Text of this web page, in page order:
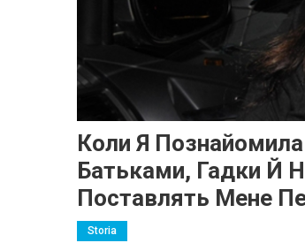
Коли Я
Батьками, Гадки Й
Поставлять Мене
Storia